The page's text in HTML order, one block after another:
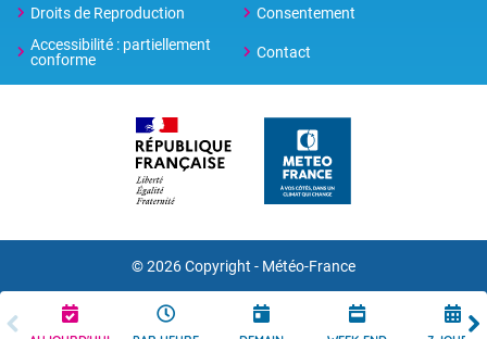
Droits de Reproduction
Consentement
Accessibilité : partiellement
conforme
Contact
© 2026 Copyright - Météo-France